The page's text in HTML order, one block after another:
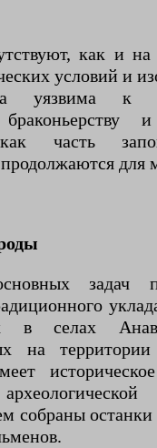
как и на
условий и
уязвима к
браконьерству
как часть
для
задач
в селах
на
собраны останки